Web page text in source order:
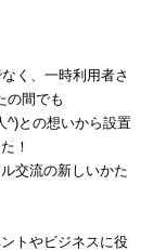
く、一時利用者さ
の間でも
^)との想いから設置
！
交流の新しいかた
トやビジネスに役